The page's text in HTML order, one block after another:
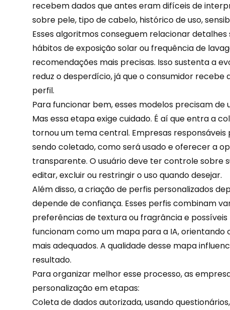
recebem dados que antes eram difíceis de
sobre pele, tipo de cabelo, histórico de uso,
Esses algoritmos conseguem relacionar
hábitos de exposição solar ou frequência de
recomendações mais precisas. Isso sustenta a
reduz o desperdício, já que o consumidor recebe
perfil.
Para funcionar bem, esses modelos precisam de
Mas essa etapa exige cuidado. É aí que entra a
tornou um tema central. Empresas
sendo coletado, como será usado e oferecer a
transparente. O usuário deve ter controle sobre
editar, excluir ou restringir o uso quando desejar.
Além disso, a criação de perfis personalizados
depende de confiança. Esses perfis combinam
preferências de textura ou fragrância e
funcionam como um mapa para a IA, orientando
mais adequados. A qualidade desse mapa
resultado.
Para organizar melhor esse processo, as
personalização em etapas:
Coleta de dados autorizada, usando